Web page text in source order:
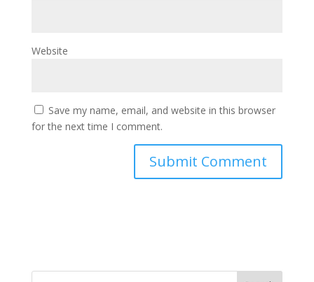
Website
Save my name, email, and website in this browser
for the next time I comment.